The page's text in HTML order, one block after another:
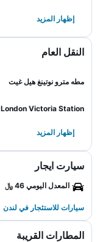
إظهار المزيد
النقل العام
مطه مترو نوتينغ هيل غيت
London Victoria Station
إظهار المزيد
سيارت ايجار
المعدل اليومي 46 ﷼
سيارات للاستئجار في لندن
المطارات القريبة